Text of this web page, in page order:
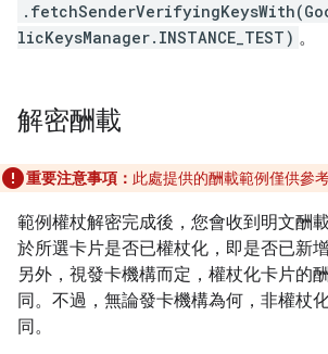
licKeysManager.INSTANCE_TEST) 。
解密酬載
重要注意事項： 此處提供的酬載範例僅供參考
範例權杖解密完成後，您會收到明文酬
於所選卡片是否已權杖化，即是否已新增
另外，視發卡機構而定，權杖化卡片的
同。不過，無論發卡機構為何，非權杖
同。